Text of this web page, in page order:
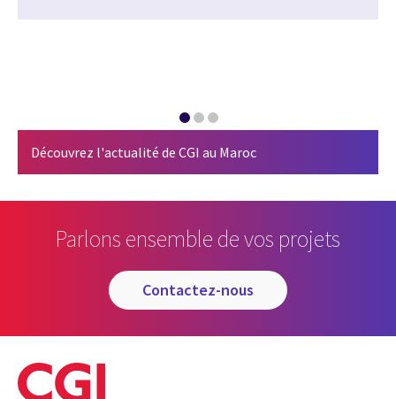
Découvrez l'actualité de CGI au Maroc
Parlons ensemble de vos projets
contactez-nous